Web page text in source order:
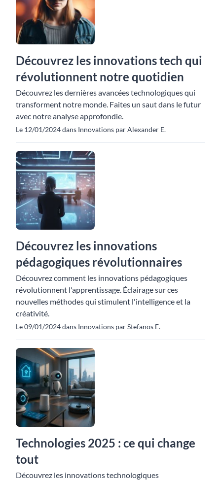
Découvrez les innovations tech qui
révolutionnent notre quotidien
Découvrez les dernières avancées technologiques qui
transforment notre monde. Faites un saut dans le futur
avec notre analyse approfondie.
Le 12/01/2024 dans Innovations par Alexander E.
Découvrez les innovations
pédagogiques révolutionnaires
Découvrez comment les innovations pédagogiques
révolutionnent l'apprentissage. Éclairage sur ces
nouvelles méthodes qui stimulent l'intelligence et la
créativité.
Le 09/01/2024 dans Innovations par Stefanos E.
Technologies 2025 : ce qui change
tout
Découvrez les innovations technologiques